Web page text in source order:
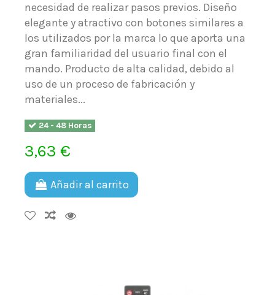
necesidad de realizar pasos previos. Diseño
elegante y atractivo con botones similares a
los utilizados por la marca lo que aporta una
gran familiaridad del usuario final con el
mando. Producto de alta calidad, debido al
uso de un proceso de fabricación y
materiales...
24 - 48 Horas
3,63 €
Añadir al carrito